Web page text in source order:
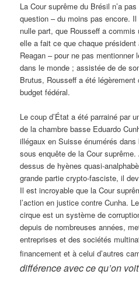
La Cour suprême du Brésil n’a
question – du moins pas encore.
nulle part, que Rousseff a commis
elle a fait ce que chaque
Reagan – pour ne pas mentionner
dans le monde ; assistée de de
Brutus, Rousseff a été
budget fédéral.
Le coup d’État a été parrainé par
de la chambre basse Eduardo
illégaux en Suisse énumérés
sous enquête de la Cour
dessus de hyènes quasi-
grande partie crypto-fasciste, il
Il est incroyable que la Cour
l’action en justice contre Cunha.
cirque est un système de
depuis de nombreuses années,
entreprises et des sociétés
financement et à celui d’autres
différence avec ce qu’on